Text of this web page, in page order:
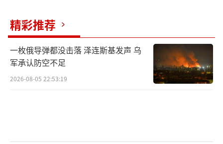
精彩推荐
一枚俄导弹都没击落 泽连斯基发声 乌
军承认防空不足
2026-08-05 22:53:19